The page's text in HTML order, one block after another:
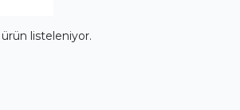
ürün listeleniyor.